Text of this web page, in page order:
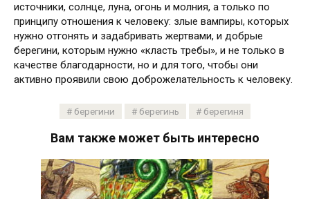
источники, солнце, луна, огонь и молния, а только по
принципу отношения к человеку: злые вампиры, которых
нужно отгонять и задабривать жертвами, и добрые
берегини, которым нужно «класть требы», и не только в
качестве благодарности, но и для того, чтобы они
активно проявили свою доброжелательность к человеку.
берегини берегинь берегиня
Вам также может быть интересно